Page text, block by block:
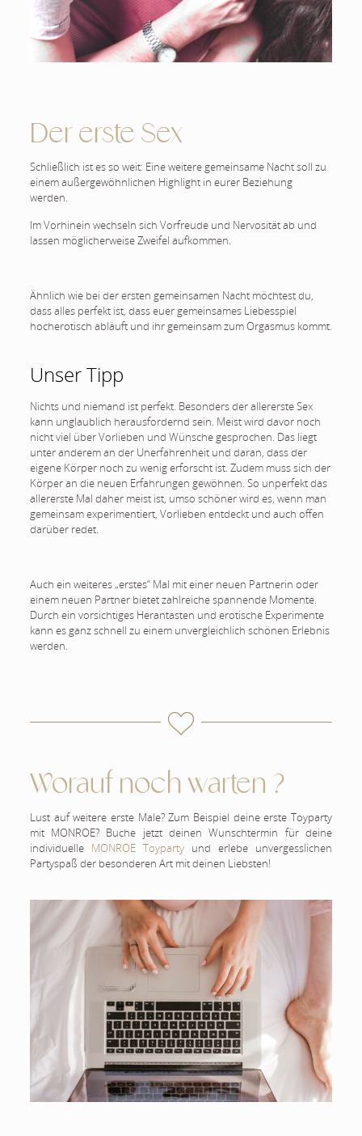
Der erste Sex
Schließlich ist es so weit: Eine weitere gemeinsame Nacht soll zu
einem außergewöhnlichen Highlight in eurer Beziehung
werden.
Im Vorhinein wechseln sich Vorfreude und Nervosität ab und
lassen möglicherweise Zweifel aufkommen.
Ähnlich wie bei der ersten gemeinsamen Nacht möchtest du,
dass alles perfekt ist, dass euer gemeinsames Liebesspiel
hocherotisch abläuft und ihr gemeinsam zum Orgasmus kommt.
Unser Tipp
Nichts und niemand ist perfekt. Besonders der allererste Sex
kann unglaublich herausfordernd sein. Meist wird davor noch
nicht viel über Vorlieben und Wünsche gesprochen. Das liegt
unter anderem an der Unerfahrenheit und daran, dass der
eigene Körper noch zu wenig erforscht ist. Zudem muss sich der
Körper an die neuen Erfahrungen gewöhnen. So unperfekt das
allererste Mal daher meist ist, umso schöner wird es, wenn man
gemeinsam experimentiert, Vorlieben entdeckt und auch offen
darüber redet.
Auch ein weiteres „erstes“ Mal mit einer neuen Partnerin oder
einem neuen Partner bietet zahlreiche spannende Momente.
Durch ein vorsichtiges Herantasten und erotische Experimente
kann es ganz schnell zu einem unvergleichlich schönen Erlebnis
werden.
Worauf noch warten ?
Lust auf weitere erste Male? Zum Beispiel deine erste Toyparty
mit MONROE? Buche jetzt deinen Wunschtermin für deine
individuelle MONROE Toypartyund erlebe unvergesslichen
Partyspaß der besonderen Art mit deinen Liebsten!